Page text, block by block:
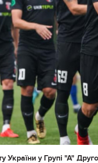
України у Групі "А"